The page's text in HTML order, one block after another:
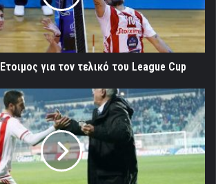
για τον τελικό του League Cup